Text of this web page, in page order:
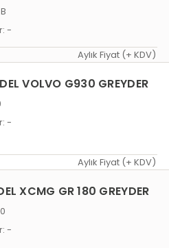
-
Aylık Fiyat (+ KDV)
VOLVO G930 GREYDER
-
Aylık Fiyat (+ KDV)
XCMG GR 180 GREYDER
-